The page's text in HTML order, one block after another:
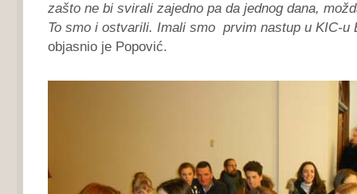
zašto ne bi svirali zajedno pa da jednog dana,
To smo i ostvarili. Imali smo prvim nastup u KIC-u
objasnio je Popović.